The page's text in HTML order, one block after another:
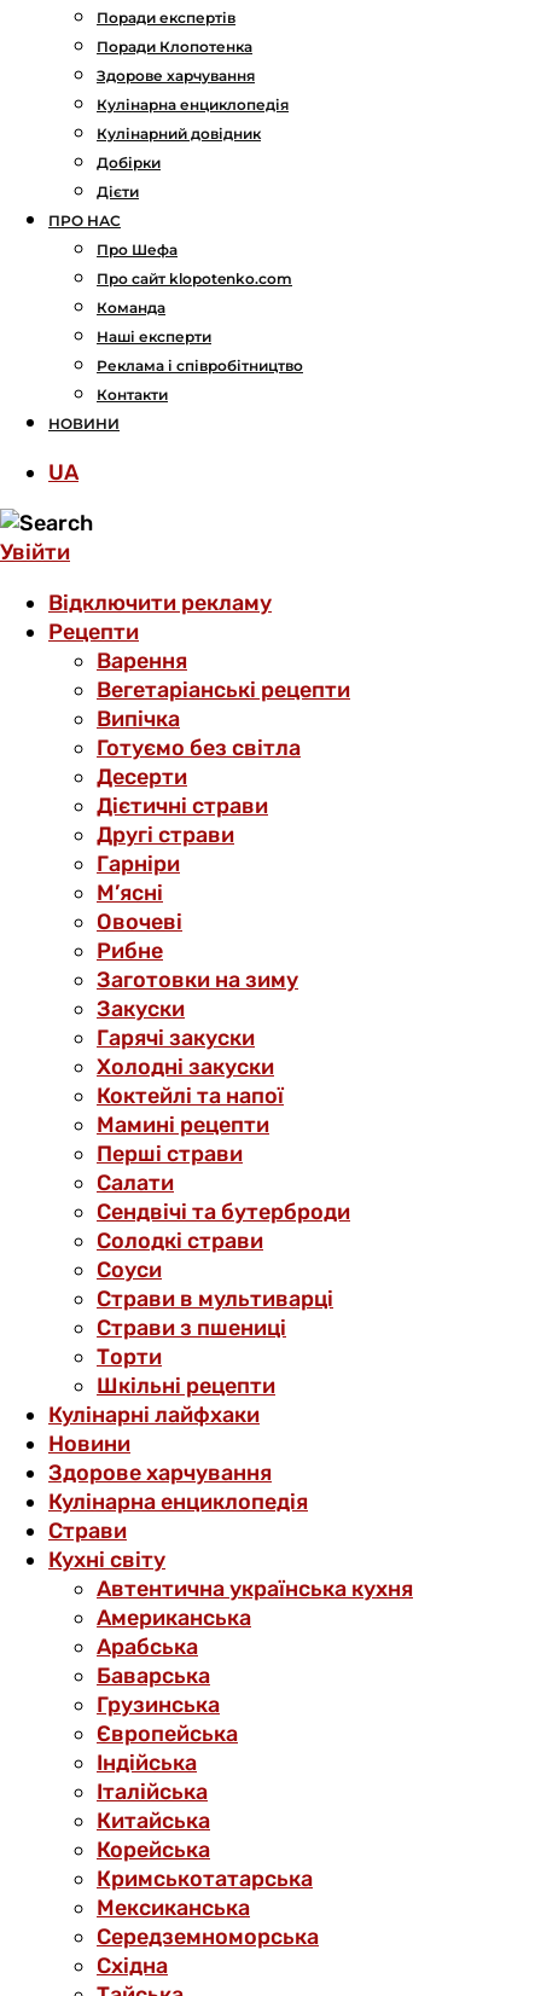
Поради експертів
Поради Клопотенка
Здорове харчування
Кулінарна енциклопедія
Кулінарний довідник
Добірки
Дієти
ПРО НАС
Про Шефа
Про сайт klopotenko.com
Команда
Наші експерти
Реклама і співробітництво
Контакти
НОВИНИ
UA
Увійти
Відключити рекламу
Рецепти
Варення
Вегетаріанські рецепти
Випічка
Готуємо без світла
Десерти
Дієтичні страви
Другі страви
Гарніри
М’ясні
Овочеві
Рибне
Заготовки на зиму
Закуски
Гарячі закуски
Холодні закуски
Коктейлі та напої
Мамині рецепти
Перші страви
Салати
Сендвічі та бутерброди
Солодкі страви
Соуси
Страви в мультиварці
Страви з пшениці
Торти
Шкільні рецепти
Кулінарні лайфхаки
Новини
Здорове харчування
Кулінарна енциклопедія
Страви
Кухні світу
Автентична українська кухня
Американська
Арабська
Баварська
Грузинська
Європейська
Індійська
Італійська
Китайська
Корейська
Кримськотатарська
Мексиканська
Середземноморська
Східна